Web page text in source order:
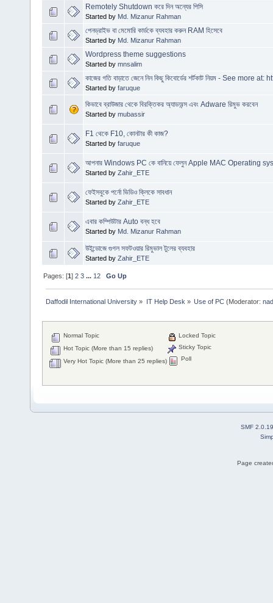
Remotely Shutdown করে দিন অন্যের পিসি
Started by Md. Mizanur Rahman
পেনড্রাইভ বা মেমোরি কার্ডকে ব্যবহার করুন RAM হিসেবে
Started by Md. Mizanur Rahman
Wordpress theme suggestions
Started by mnsalim
কাজের গতি বাড়াতে জেনে নিন কিছু কিবোর্ডের শর্টকাট নিয়ম - See more
Started by faruque
কিভাবে ব্রাউজার থেকে বিরক্তিকর অ্যাডঅন্স এবং Adware রিমুভ করবেন
Started by mubassir
F1 থেকে F10, কোনটার কী কাজ?
Started by faruque
আপনার Windows PC কে বানিয়ে ফেলুন Apple MAC Operating
Started by Zahir_ETE
ফেইসবুকে পর্নো ভিডিও ক্লিকে সাবধান
Started by Zahir_ETE
এবার কম্পিউটার Auto বন্ধ হবে
Started by Md. Mizanur Rahman
উইন্ডোজে গুগল সফটওয়ার রিমুভাল টুলের ব্যবহার
Started by Zahir_ETE
Pages: [1]2 3 ... 12 Go Up
Daffodil International University » IT Help Desk » Use of PC(Moderator:
Normal Topic
Hot Topic (More than 15 replies)
Very Hot Topic (More than 25 replies)
Locked Topic
Sticky Topic
Poll
SMF 2.0.19
Page